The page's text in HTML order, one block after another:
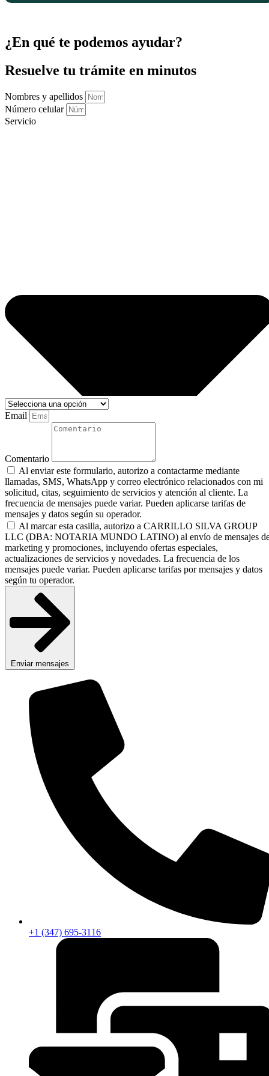
sesgos.
USCIS.
¿En qué te podemos ayudar?
Resuelve tu trámite en minutos
Nombres y apellidos
Número celular
Servicio
Email
Comentario
Al enviar este formulario, autorizo a contactarme mediante
llamadas, SMS, WhatsApp y correo electrónico relacionados con mi
solicitud, citas, seguimiento de servicios y atención al cliente. La
frecuencia de mensajes puede variar. Pueden aplicarse tarifas de
mensajes y datos según su operador.
Al marcar esta casilla, autorizo a CARRILLO SILVA GROUP
LLC (DBA: NOTARIA MUNDO LATINO) al envío de mensajes
marketing y promociones, incluyendo ofertas especiales,
actualizaciones de servicios y novedades. La frecuencia de los
mensajes puede variar. Pueden aplicarse tarifas por mensajes y datos
según tu operador.
Enviar mensajes
+1 (347) 695-3116